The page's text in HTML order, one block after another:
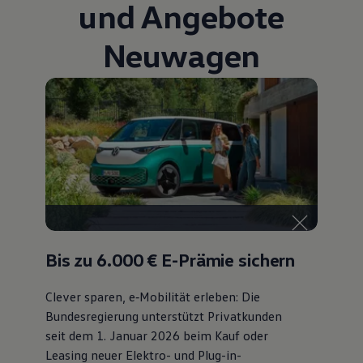
75 Jahre Bulli Jubiläum
Bulli Magazin
Fahrzeugabholung ab Werk
und Angebote
Neuwagen
Bis zu 6.000 € E-Prämie sichern
Clever sparen, e‑Mobilität erleben: Die
Bundesregierung unterstützt Privatkunden
seit dem 1. Januar 2026 beim Kauf oder
Leasing neuer Elektro- und Plug-in-